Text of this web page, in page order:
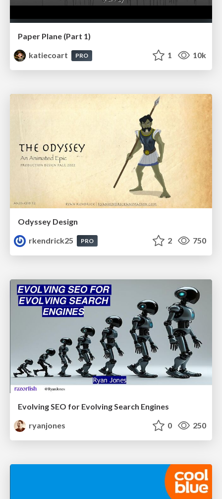
Paper Plane (Part 1)
katiecoart
PRO 1 10k
Odyssey Design
rkendrick25
PRO 2 750
Evolving SEO for Evolving Search Engines
ryanjones
0 250